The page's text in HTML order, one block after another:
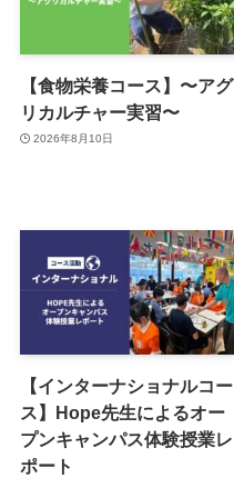
【食物栄養コース】〜アグ
リカルチャー実習〜
2026年8月10日
【インターナショナルコー
ス】Hope先生によるオー
プンキャンパス体験授業レ
ポート